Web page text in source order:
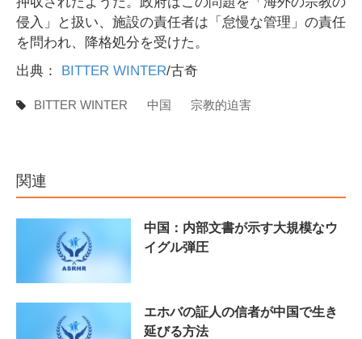
侵入」と扱い、施設の責任者は「怠慢な管理」の責任
を問われ、降格処分を受けた。
出典：
BITTER WINTER/古奇
BITTER WINTER 中国 宗教的迫害
関連
中国：内部文書が示す大規模なウ
イグル弾圧
エホバの証人の信者が中国で生き
延びる方法